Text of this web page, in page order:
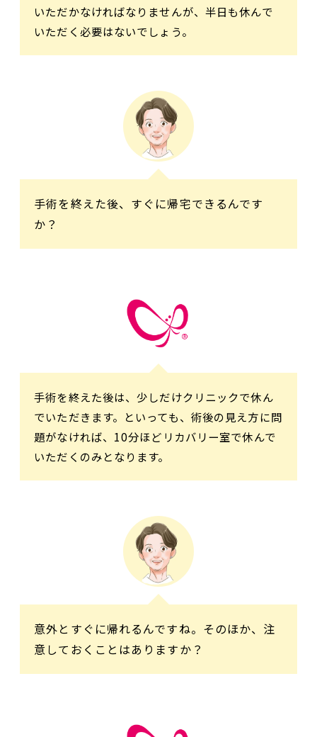
いただかなければなりませんが、半日も休んで
いただく必要はないでしょう。
手術を終えた後、すぐに帰宅できるんです
か？
手術を終えた後は、少しだけクリニックで休ん
でいただきます。といっても、術後の見え方に問
題がなければ、10分ほどリカバリー室で休んで
いただくのみとなります。
意外とすぐに帰れるんですね。そのほか、注
意しておくことはありますか？